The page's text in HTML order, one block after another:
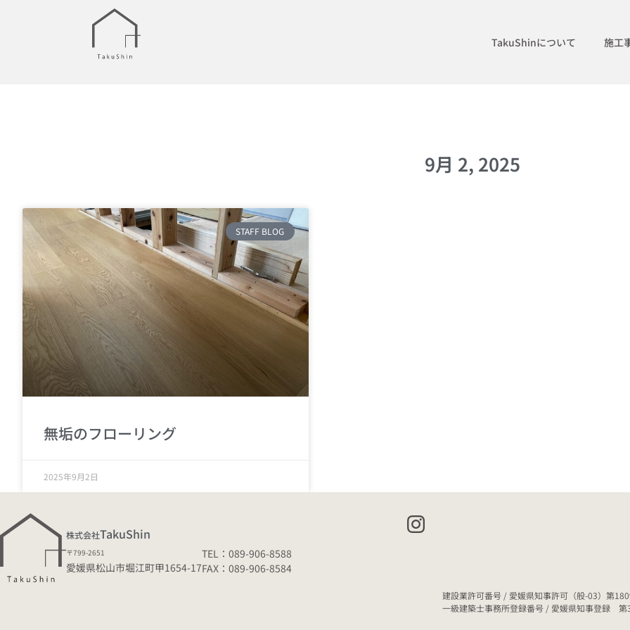
TakuShinについて 施工
9月 2, 2025
STAFF BLOG
無垢のフローリング
2025年9月2日
株式会社TakuShin
〒799-2651
愛媛県松山市堀江町甲1654-17
TEL：089-906-8588
FAX：089-906-8584
建設業許可番号 / 愛媛県知事許可（般-03）第
一級建築士事務所登録番号 / 愛媛県知事登録 第